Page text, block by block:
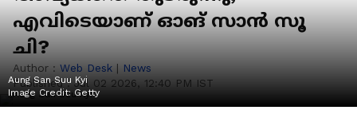
എവിടെയാണ് ഓങ് സാൻ സൂ
ചി?
Author : Web Desk | News
Published : Jul 02 2026, 12:40 PM IST
Aung San Suu Kyi
Image Credit: Getty